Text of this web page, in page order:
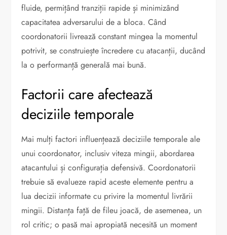
fluide, permițând tranziții rapide și minimizând
capacitatea adversarului de a bloca. Când
coordonatorii livrează constant mingea la momentul
potrivit, se construiește încredere cu atacanții, ducând
la o performanță generală mai bună.
Factorii care afectează
deciziile temporale
Mai mulți factori influențează deciziile temporale ale
unui coordonator, inclusiv viteza mingii, abordarea
atacantului și configurația defensivă. Coordonatorii
trebuie să evalueze rapid aceste elemente pentru a
lua decizii informate cu privire la momentul livrării
mingii. Distanța față de fileu joacă, de asemenea, un
rol critic; o pasă mai apropiată necesită un moment